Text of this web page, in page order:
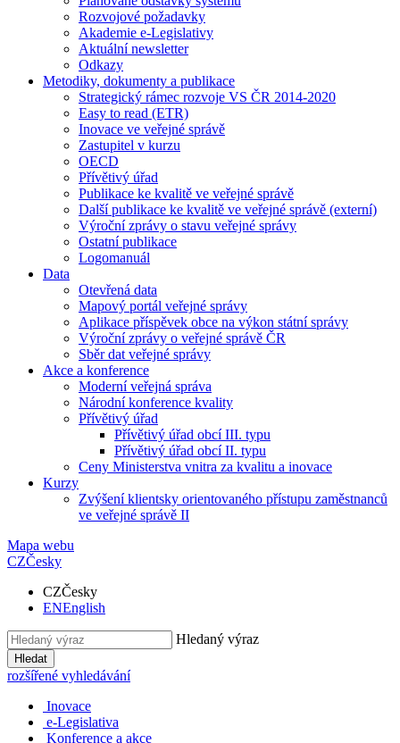
Rozvojové požadavky
Akademie e-Legislativy
Aktuální newsletter
Odkazy
Metodiky, dokumenty a publikace
Strategický rámec rozvoje VS ČR 2014-2020
Easy to read (ETR)
Inovace ve veřejné správě
Zastupitel v kurzu
OECD
Přívětivý úřad
Publikace ke kvalitě ve veřejné správě
Další publikace ke kvalitě ve veřejné správě (externí)
Výroční zprávy o stavu veřejné správy
Ostatní publikace
Logomanuál
Data
Otevřená data
Mapový portál veřejné správy
Aplikace příspěvek obce na výkon státní správy
Výroční zprávy o veřejné správě ČR
Sběr dat veřejné správy
Akce a konference
Moderní veřejná správa
Národní konference kvality
Přívětivý úřad
Přívětivý úřad obcí III. typu
Přívětivý úřad obcí II. typu
Ceny Ministerstva vnitra za kvalitu a inovace
Kurzy
Zvýšení klientsky orientovaného přístupu zaměstnanců
ve veřejné správě II
Mapa webu
CZČesky
CZČesky
ENEnglish
Hledaný výraz
Hledat
rozšířené vyhledávání
Inovace
e-Legislativa
Konference a akce